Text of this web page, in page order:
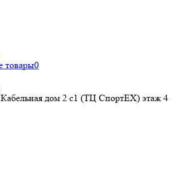
товары0
дом 2 с1 (ТЦ СпортEX) этаж 4